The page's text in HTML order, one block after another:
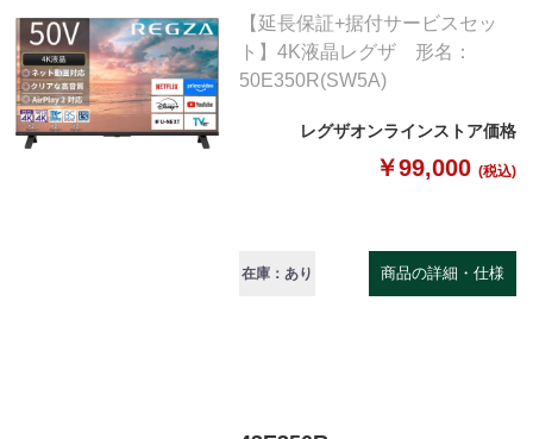
【延長保証+据付サービスセッ
ト】4K液晶レグザ 形名：
50E350R(SW5A)
レグザオンラインストア価格
￥99,000 (税込)
在庫：あり 商品の詳細・仕様